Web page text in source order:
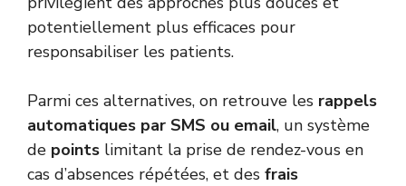
potentiellement plus efficaces pour
responsabiliser les patients.
Parmi ces alternatives, on retrouve les rappels
automatiques par SMS ou email, un système
de points limitant la prise de rendez-vous en
cas d’absences répétées, et des frais